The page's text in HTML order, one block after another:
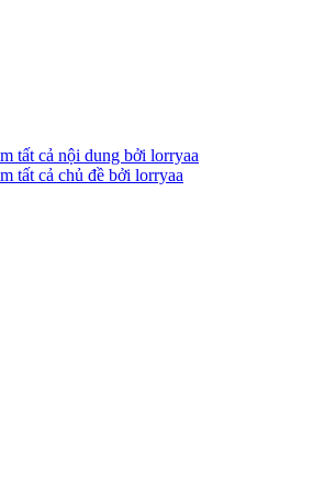
tất cả nội dung bởi lorryaa
tất cả chủ đề bởi lorryaa